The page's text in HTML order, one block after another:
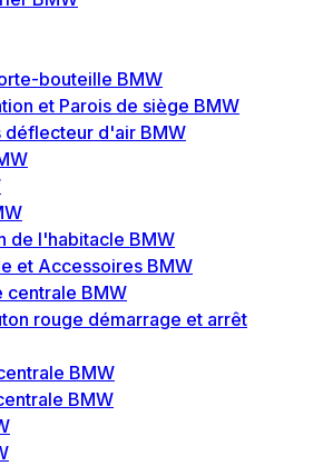
bouteille BMW
et Parois de siège BMW
déflecteur d'air BMW
de l'habitacle BMW
et Accessoires BMW
centrale BMW
rouge démarrage et arrêt
BMW
BMW